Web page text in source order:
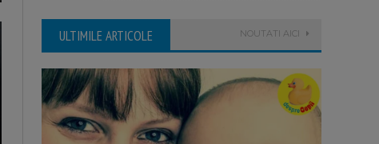
ULTIMILE ARTICOLE NOUTATI AICI